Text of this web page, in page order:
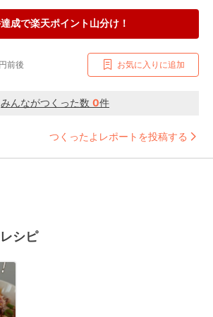
成で楽天ポイント山分け！
前後 お気に入りに追加
みんながつくった数 0件
つくったよレポートを投稿する
シピ